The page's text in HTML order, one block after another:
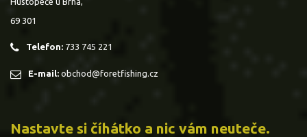
69 301
Telefon: 733 745 221
E-mail: obchod@foretfishing.cz
Nastavte si číhátko a nic vám neuteče.